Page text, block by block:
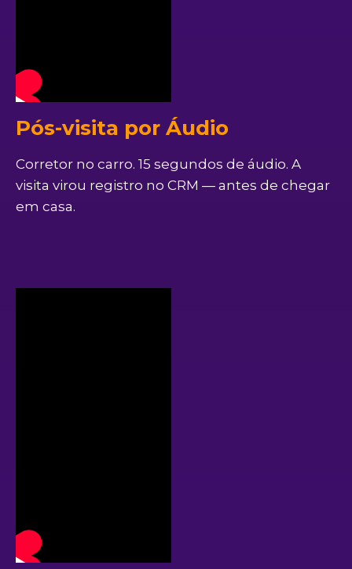
Pós-visita por Áudio
Corretor no carro. 15 segundos de áudio. A
visita virou registro no CRM — antes de chegar
em casa.